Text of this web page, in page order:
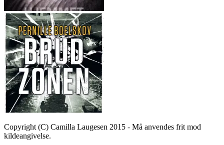
Copyright (C) Camilla Laugesen 2015 - Må anvendes frit mod
kildeangivelse.